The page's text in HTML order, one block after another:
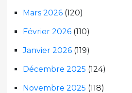
Mars 2026 (120)
Février 2026 (110)
Janvier 2026 (119)
Décembre 2025 (124)
Novembre 2025 (118)